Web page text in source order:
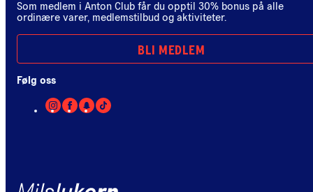
Som medlem i Anton Club får du opptil 30% bonus på alle
ordinære varer, medlemstilbud og aktiviteter.
BLI MEDLEM
Følg oss